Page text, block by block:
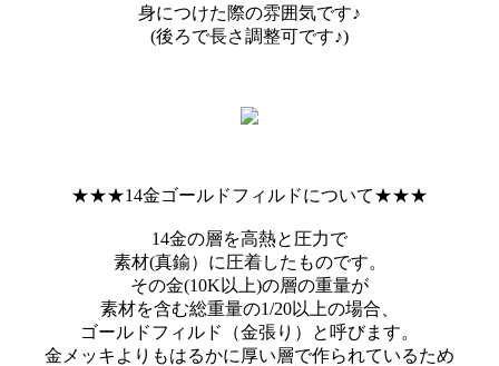
身につけた際の雰囲気です♪
(後ろで長さ調整可です♪)
★★★14金ゴールドフィルドについて★★★
14金の層を高熱と圧力で
素材(真鍮）に圧着したものです。
その金(10K以上)の層の重量が
素材を含む総重量の1/20以上の場合、
ゴールドフィルド（金張り）と呼びます。
金メッキよりもはるかに厚い層で作られているため